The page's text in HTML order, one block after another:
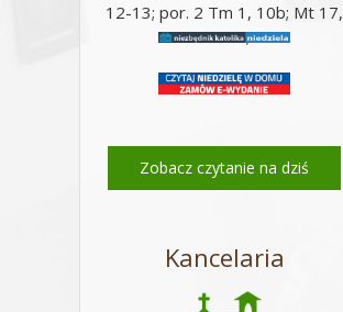
12-13; por. 2 Tm 1, 10b; Mt 17,
14-20;
Zobacz czytanie na dziś
Kancelaria